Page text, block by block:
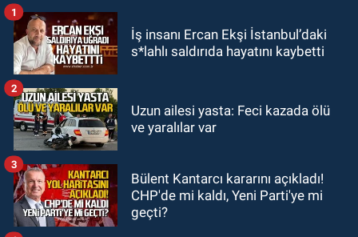
09:52
GÜNDEM
09:43 Arkadaşlıklar & Dostluklar
00:40Merve Kır Müftüoğlu
Anadolu’yu karış karış geziyor, yeni
İş insanı Ercan Ekşi İstanbul’daki
s*lahlı saldırıda hayatını kaybetti
1
Uzun ailesi yasta: Feci kazada ölü
ve yaralılar var
2
Bülent Kantarcı kararını açıkladı!
CHP'de mi kaldı, Yeni Parti'ye mi
geçti?
3